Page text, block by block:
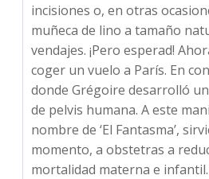
incisiones o, en otras
muñeca de lino a tamaño
vendajes. ¡Pero esperad!
coger un vuelo a París. En
donde Grégoire desarrolló
de pelvis humana. A este
nombre de ‘El Fantasma’,
momento, a obstetras a
mortalidad materna e infantil.